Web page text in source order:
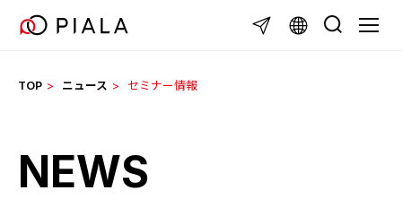
TOP ニュース セミナー情報
NEWS